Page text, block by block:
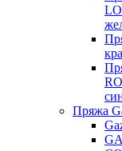
Пряжа